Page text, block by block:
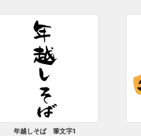
年越しそば 筆文字1